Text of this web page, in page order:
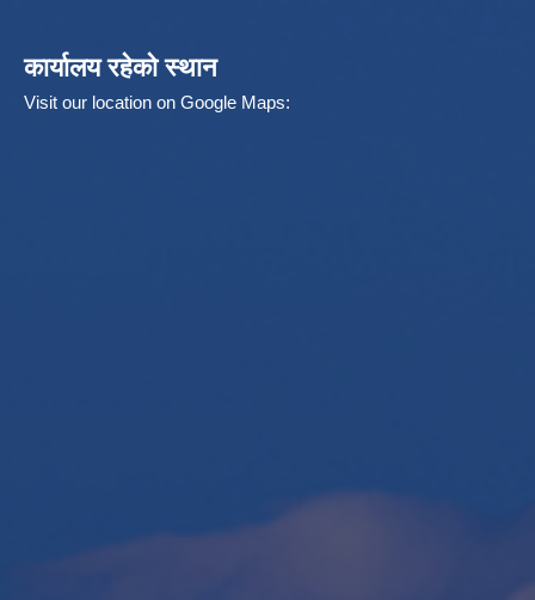
कार्यालय रहेको स्थान
Visit our location on Google Maps: